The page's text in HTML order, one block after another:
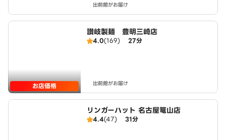
出前館がお届け
お店価格
讃岐製麺 豊明三崎店
4.0(169) 27分
出前館がお届け
リンガーハット 名古屋篭山店
4.4(47) 31分